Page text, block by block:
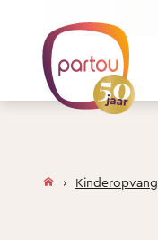
Kinderopvang